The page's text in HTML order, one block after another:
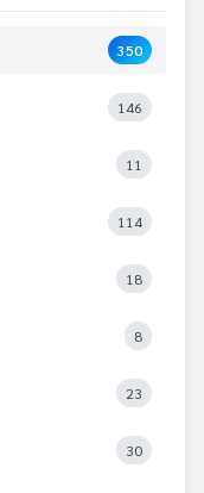
350
146
11
114
18
8
23
30